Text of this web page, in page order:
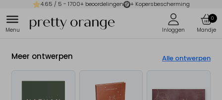
4.65 / 5 - 1700+ beoordelingen + Kopersbescherming
0
Meer ontwerpen Alle ontwerpen